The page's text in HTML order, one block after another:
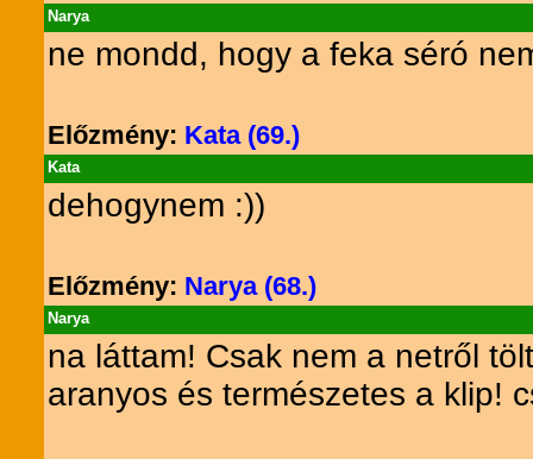
Narya
ne mondd, hogy a feka séró
Előzmény: Kata (69.)
Kata
dehogynem :))
Előzmény: Narya (68.)
Narya
na láttam! Csak nem a netről
aranyos és természetes a klip!